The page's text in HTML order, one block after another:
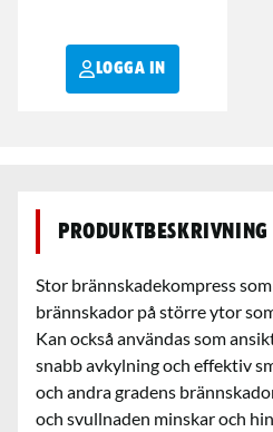
LOGGA IN
Produktbeskrivning
Stor brännskadekompress
brännskador på större ytor
Kan också användas som
snabb avkylning och effektiv
och andra gradens
och svullnaden minskar och